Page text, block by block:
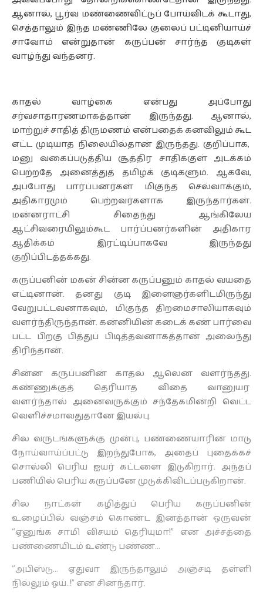
ஆனால், பூர்வ மண்ணைவிட்டுப் போய்விடக் கூடாது,
செத்தாலும் இந்த மண்ணிலே குலைப் பட்டினியாய்ச்
சாவோம் என்றுதான் கருப்பன் சார்ந்த குடிகள்
வாழ்ந்து வந்தனர்.
காதல் வாழ்கை என்பது அப்போது
சர்வசாதாரணமாகத்தான் இருந்தது. ஆனால்,
மாற்றுச் சாதித் திருமணம் என்பதைக் கனவிலும் கூட
எட்ட முடியாத நிலையில்தான் இருந்தது. குறிப்பாக,
மனு வகைப்படுத்திய சூத்திர சாதிக்குள் அடக்கம்
பெற்றதே அனைத்துத் தமிழ்க் குடிகளும். ஆகவே,
அப்போது பார்ப்பனர்கள் மிகுந்த செல்வாக்கும்,
அதிகாரமும் பெற்றவர்களாக இருந்தார்கள்.
மன்னராட்சி சிதைந்து ஆங்கிலேய
ஆட்சிவரையிலும்கூட பார்ப்பனர்களின் அதிகார
ஆதிக்கம் இரட்டிப்பாகவே இருந்தது
குறிப்பிடத்தக்கது.
கருப்பனின் மகன் சின்ன கருப்பனும் காதல் வயதை
எட்டினான். தனது குடி இளைஞர்களிடமிருந்து
வேறுபட்டவனாகவும், மிகுந்த திறமைசாலியாகவும்
வளர்ந்திருந்தான். கன்னியின் கடைக் கண் பார்வை
பட்ட பிறகு பித்துப் பிடித்தவனாகத்தான் அலைந்து
திரிந்தான்.
சின்ன கருப்பனின் காதல் ஆலென வளர்ந்தது.
கண்ணுக்குத் தெரியாத விதை வானுயர
வளர்ந்தால் அனைவருக்கும் சந்தேகமின்றி வெட்ட
வெளிச்சமாவதுதானே இயல்பு.
சில வருடங்களுக்கு முன்பு, பண்ணையாரின் மாடு
நோய்வாய்ப்பட்டு இறந்துபோக, அதைப் புதைக்கச்
சொல்லி பெரிய ஐயர் கட்டளை இடுகிறார். அந்தப்
பணியில் பெரிய கருப்பனே முடுக்கிவிடப்படுகிறான்.
சில நாட்கள் கழித்துப் பெரிய கருப்பனின்
உழைப்பில் வஞ்சம் கொண்ட இனத்தான் ஒருவன்
“ஏனுங்க சாமி விசயம் தெரியுமா!” என அச்சத்தை
பண்ணையிடம் உண்டு பண்ண…
“அபிஸ்டு… ஏதுவா இருந்தாலும் அஞ்சடி தள்ளி
நில்லும் ஓய்..!” என சினந்தார்.